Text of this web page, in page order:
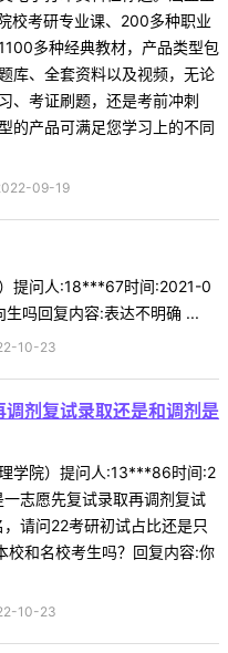
校考研专业课、200多种职业
多种经典教材，产品类型包
库、全套资料以及视频，无论
、考证刷题，还是考前冲刺
的产品可满足您学习上的不同
09-19
提问人:18***67时间:2021-0
吗回复内容:表达不明确 ...
10-23
剂复试录取还是和调剂是
学院）提问人:13***86时间:2
志愿先复试录取再调剂复试
请问22考研初试占比还是只
和名校考生吗？回复内容:你
10-23